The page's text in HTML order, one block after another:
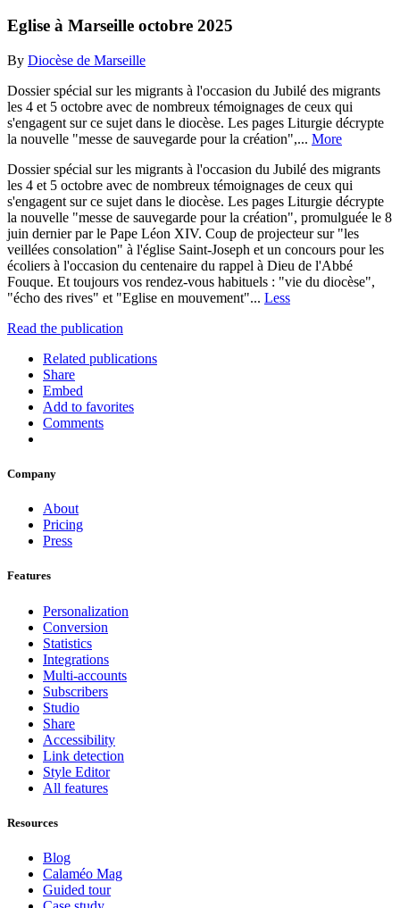
Eglise à Marseille octobre 2025
By Diocèse de Marseille
Dossier spécial sur les migrants à l'occasion du Jubilé des migrants
les 4 et 5 octobre avec de nombreux témoignages de ceux qui
s'engagent sur ce sujet dans le diocèse. Les pages Liturgie décrypte
la nouvelle "messe de sauvegarde pour la création",... More
Dossier spécial sur les migrants à l'occasion du Jubilé des migrants
les 4 et 5 octobre avec de nombreux témoignages de ceux qui
s'engagent sur ce sujet dans le diocèse. Les pages Liturgie décrypte
la nouvelle "messe de sauvegarde pour la création", promulguée le 8
juin dernier par le Pape Léon XIV. Coup de projecteur sur "les
veillées consolation" à l'église Saint-Joseph et un concours pour les
écoliers à l'occasion du centenaire du rappel à Dieu de l'Abbé
Fouque. Et toujours vos rendez-vous habituels : "vie du diocèse",
"écho des rives" et "Eglise en mouvement"... Less
Read the publication
Related publications
Share
Embed
Add to favorites
Comments
Company
About
Pricing
Press
Features
Personalization
Conversion
Statistics
Integrations
Multi-accounts
Subscribers
Studio
Share
Accessibility
Link detection
Style Editor
All features
Resources
Blog
Calaméo Mag
Guided tour